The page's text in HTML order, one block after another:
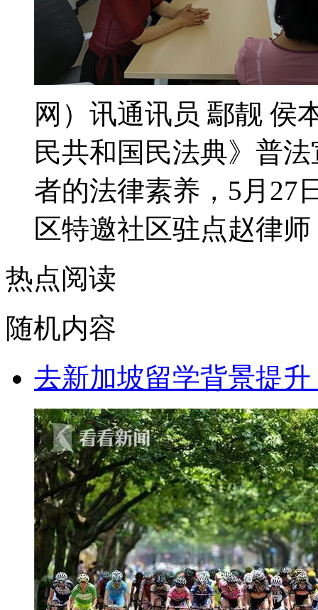
网）讯通讯员 鄢靓 侯
民共和国民法典》普
者的法律素养，5月27
区特邀社区驻点赵律
热点阅读
随机内容
去新加坡留学背景提